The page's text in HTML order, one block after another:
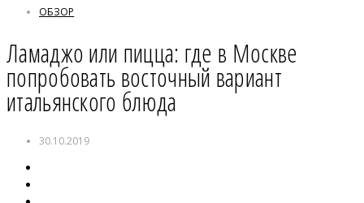
ОБЗОР
Ламаджо или пицца: где в Москве
попробовать восточный вариант
итальянского блюда
30.10.2019